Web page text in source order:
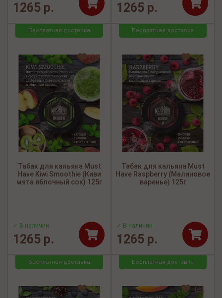
1265 р. 1265 р.
Бесплатная доставка
Табак для кальяна Must
Have Kiwi Smoothie (Киви
мята яблочный сок) 125г
✓ В наличии
1265 р.
Бесплатная доставка
Табак для кальяна Must
Have Raspberry (Малиновое
варенье) 125г
✓ В наличии
1265 р.
Бесплатная доставка Бесплатная доставка